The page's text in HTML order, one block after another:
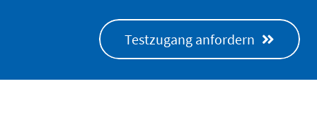
Testzugang anfordern